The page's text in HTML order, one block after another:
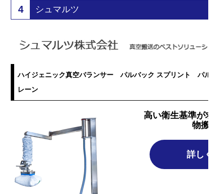
4 シュマルツ
ハイジェニック真空バランサー パルバック スプリント パルバ
レーン
高い衛生基準が求
物搬
詳しく